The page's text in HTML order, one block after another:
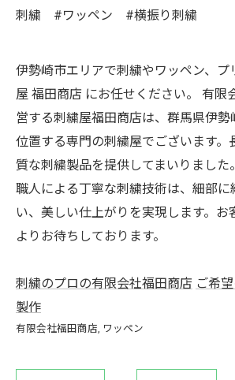
刺繍 #ワッペン #横振り刺繍
伊勢崎市エリアで刺繍やワッペン、プ
屋 福田商店 にお任せください。 有限
営する刺繍屋福田商店は、群馬県伊勢
位置する専門の刺繍屋でございます。
質な刺繍製品を提供してまいりました
職人による丁寧な刺繍技術は、細部に
い、美しい仕上がりを実現します。お
よりお待ちしております。
刺繍のプロの有限会社福田商店 ご希
製作
有限会社福田商店 ワッペン